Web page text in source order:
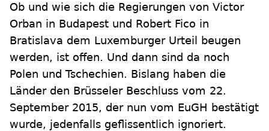
Ob und wie sich die Regierungen von Victor
Orban in Budapest und Robert Fico in
Bratislava dem Luxemburger Urteil beugen
werden, ist offen. Und dann sind da noch
Polen und Tschechien. Bislang haben die
Länder den Brüsseler Beschluss vom 22.
September 2015, der nun vom EuGH bestätigt
wurde, jedenfalls geflissentlich ignoriert.